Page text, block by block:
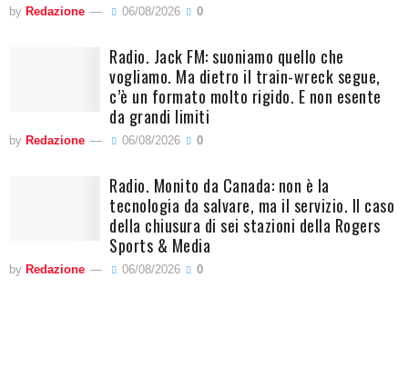
by Redazione 06/08/2026 0
Radio. Jack FM: suoniamo quello che
vogliamo. Ma dietro il train-wreck segue,
c’è un formato molto rigido. E non esente
da grandi limiti
by Redazione 06/08/2026 0
Radio. Monito da Canada: non è la
tecnologia da salvare, ma il servizio. Il caso
della chiusura di sei stazioni della Rogers
Sports & Media
by Redazione 06/08/2026 0